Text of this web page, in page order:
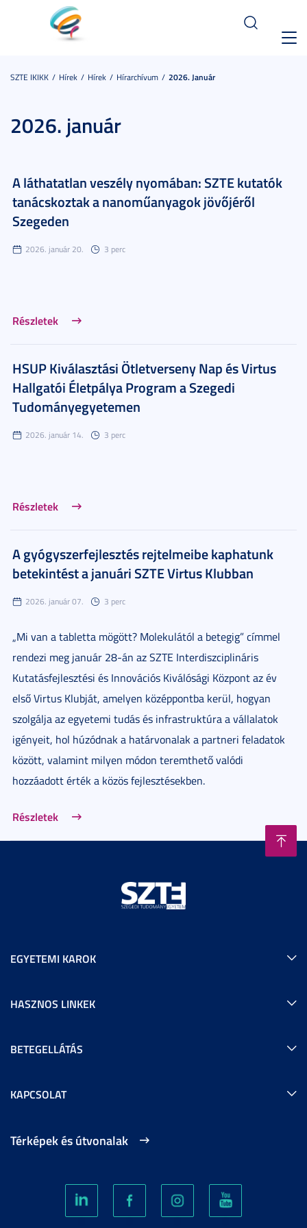
SZTE IKIKK Hírek Hírek Hírarchívum 2026. Január
2026. január
A láthatatlan veszély nyomában: SZTE kutatók
tanácskoztak a nanoműanyagok jövőjéről
Szegeden
2026. január 20. 3 perc
Részletek
HSUP Kiválasztási Ötletverseny Nap és Virtus
Hallgatói Életpálya Program a Szegedi
Tudományegyetemen
2026. január 14. 3 perc
Részletek
A gyógyszerfejlesztés rejtelmeibe kaphatunk
betekintést a januári SZTE Virtus Klubban
2026. január 07. 3 perc
„Mi van a tabletta mögött? Molekulától a betegig” címmel
rendezi meg január 28-án az SZTE Interdiszciplináris
Kutatásfejlesztési és Innovációs Kiválósági Központ az év
első Virtus Klubját, amelyen középpontba kerül, hogyan
szolgálja az egyetemi tudás és infrastruktúra a vállalatok
igényeit, hol húzódnak a határvonalak a partneri feladatok
között, valamint milyen módon teremthető valódi
hozzáadott érték a közös fejlesztésekben.
Részletek
EGYETEMI KAROK
HASZNOS LINKEK
BETEGELLÁTÁS
KAPCSOLAT
Térképek és útvonalak